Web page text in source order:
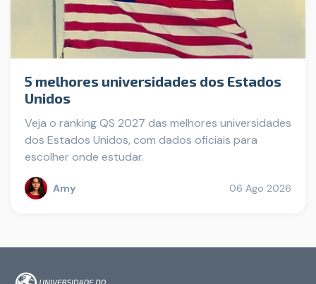
5 melhores universidades dos Estados
Unidos
Veja o ranking QS 2027 das melhores universidades
dos Estados Unidos, com dados oficiais para
escolher onde estudar.
Amy 06 Ago 2026